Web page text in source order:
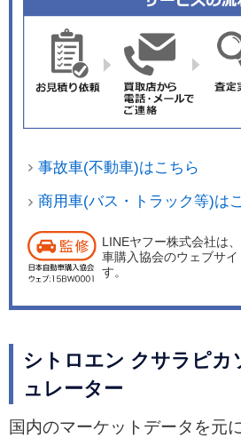
事故車(不動車)はこちら
商用車(バス・トラック等)は
LINEヤフー株式会社は
車購入協会のウェブサ
す。
シトロエン クサラピカ
ュレーター
国内のマーケットデータを元